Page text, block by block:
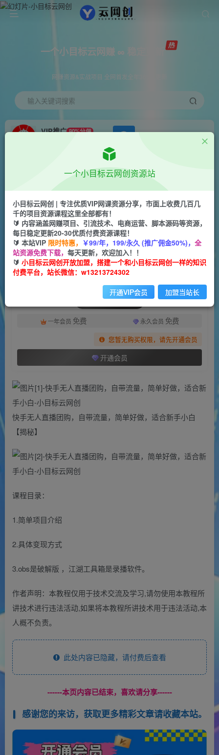
一个小目标云网赚 ∞ 稳定更新
网赚资源&实战项目 全网首发全年365天更新
输入关键词搜索
VIP推广 80%分佣
会员免费 正文
快手无人直播团购，自带流量，简单好做，适合新
手小白
一个小目标云网创
2年前更新
关注 私信
45 54
快手无人直播团购，自带流量，简单好做，适合新手小白
此内容为付费资源，请付费后查看
会员专属资源
一年会员 免费 永久会员 免费
您暂无购买权限，请先开通会员
开通会员
付费资源
快手无人直播团购，自带流量，简单好做，适合新手小白
【揭秘】
课程目录：
1.简单项目介绍
2.具体变现方式
3.obs是破解版 ，江湖工具箱是录播软件。
作者声明：本教程仅用于技术交流及学习,请勿使用本教程所
讲技术进行违法活动,如果将本教程所讲技术用于违法活动,本
人概不负责。
此处内容已隐藏，请付费后查看
------本页内容已结束，喜欢请分享------
感谢您的来访，获取更多精彩文章请收藏本站。
一个小目标云网创资源站
小目标云网创 | 专注优质VIP网课资源分享，市面上收费几百几
千的项目资源课程这里全部都有！
🔰 内容涵盖网赚项目、引流技术、电商运营、脚本源码等资源，
每日稳定更新20-30优质付费资源课程！
🔰 本站VIP 限时特惠， ￥99/年，199/永久 (推广佣金50%)， 全
站资源免费下载， 每天更新，欢迎加入！！
🔰 小目标云网创开放加盟，搭建一个和小目标云网创一样的知识
付费平台，站长微信：w13213724302
开通VIP会员 加盟当站长